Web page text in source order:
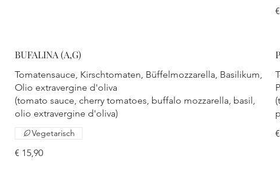
BUFALINA (A,G)
Tomatensauce, Kirschtomaten, Büffelmozzarella, Basilikum,
Olio extravergine d'oliva
(tomato sauce, cherry tomatoes, buffalo mozzarella, basil,
olio extravergine d'oliva)
€ 15,90
Vegetarisch